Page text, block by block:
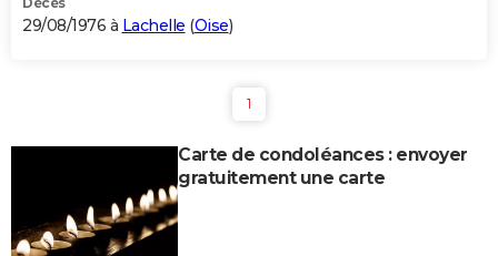
29/08/1976 à Lachelle (Oise)
1
Carte de condoléances : envoyer
gratuitement une carte